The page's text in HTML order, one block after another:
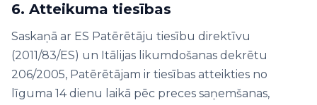
6. Atteikuma tiesības
Saskaņā ar ES Patērētāju tiesību direktīvu
(2011/83/ES) un Itālijas likumdošanas dekrētu
206/2005, Patērētājam ir tiesības atteikties no
līguma 14 dienu laikā pēc preces saņemšanas,